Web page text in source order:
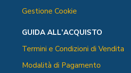
Gestione Cookie
GUIDA ALL'ACQUISTO
Termini e Condizioni di Vendita
Modalità di Pagamento